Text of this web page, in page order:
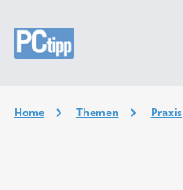
Home Themen Praxis